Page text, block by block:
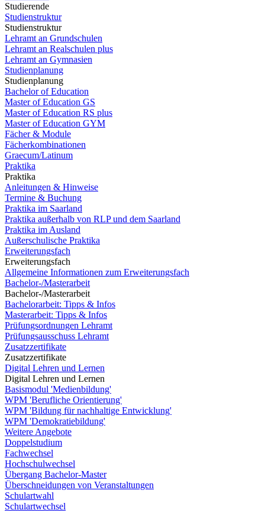
Studierende
Studienstruktur
Studienstruktur
Lehramt an Grundschulen
Lehramt an Realschulen plus
Lehramt an Gymnasien
Studienplanung
Studienplanung
Bachelor of Education
Master of Education GS
Master of Education RS plus
Master of Education GYM
Fächer & Module
Fächerkombinationen
Graecum/Latinum
Praktika
Praktika
Anleitungen & Hinweise
Termine & Buchung
Praktika im Saarland
Praktika außerhalb von RLP und dem Saarland
Praktika im Ausland
Außerschulische Praktika
Erweiterungsfach
Erweiterungsfach
Allgemeine Informationen zum Erweiterungsfach
Bachelor-/Masterarbeit
Bachelor-/Masterarbeit
Bachelorarbeit: Tipps & Infos
Masterarbeit: Tipps & Infos
Prüfungsordnungen Lehramt
Prüfungsausschuss Lehramt
Zusatzzertifikate
Zusatzzertifikate
Digital Lehren und Lernen
Digital Lehren und Lernen
Basismodul 'Medienbildung'
WPM 'Berufliche Orientierung'
WPM 'Bildung für nachhaltige Entwicklung'
WPM 'Demokratiebildung'
Weitere Angebote
Doppelstudium
Fachwechsel
Hochschulwechsel
Übergang Bachelor-Master
Überschneidungen von Veranstaltungen
Schulartwahl
Schulartwechsel